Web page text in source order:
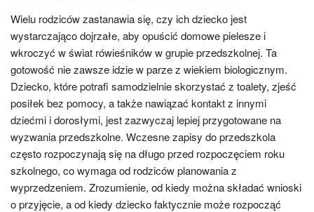
Wielu rodziców zastanawia się, czy ich dziecko jest
wystarczająco dojrzałe, aby opuścić domowe pielesze i
wkroczyć w świat rówieśników w grupie przedszkolnej. Ta
gotowość nie zawsze idzie w parze z wiekiem biologicznym.
Dziecko, które potrafi samodzielnie skorzystać z toalety, zjeść
posiłek bez pomocy, a także nawiązać kontakt z innymi
dziećmi i dorosłymi, jest zazwyczaj lepiej przygotowane na
wyzwania przedszkolne. Wczesne zapisy do przedszkola
często rozpoczynają się na długo przed rozpoczęciem roku
szkolnego, co wymaga od rodziców planowania z
wyprzedzeniem. Zrozumienie, od kiedy można składać wnioski
o przyjęcie, a od kiedy dziecko faktycznie może rozpocząć